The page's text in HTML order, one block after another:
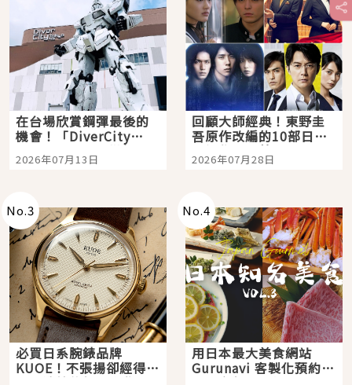
在台場欣賞鋼彈最後的
機會！「DiverCity
Tokyo Plaza」搭船、
購物、美食及夜景，一
2026年07月13日
回顧大師經典！東野圭
吾原作改編的10部日本
影視作品推薦
2026年07月28日
No.3
必買日系腕錶品牌
KUOE！不張揚卻經得起
No.4
用日本最大美食網站
Gurunavi 客製化預約九